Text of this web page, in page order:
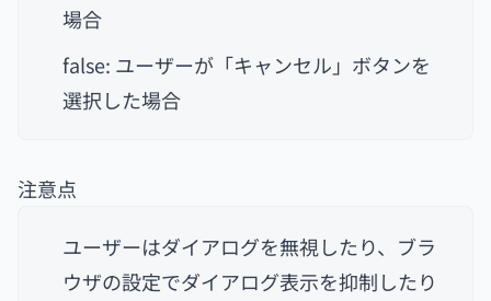
場合
false: ユーザーが「キャンセル」ボタンを
選択した場合
注意点
ユーザーはダイアログを無視したり、ブラ
ウザの設定でダイアログ表示を抑制したり